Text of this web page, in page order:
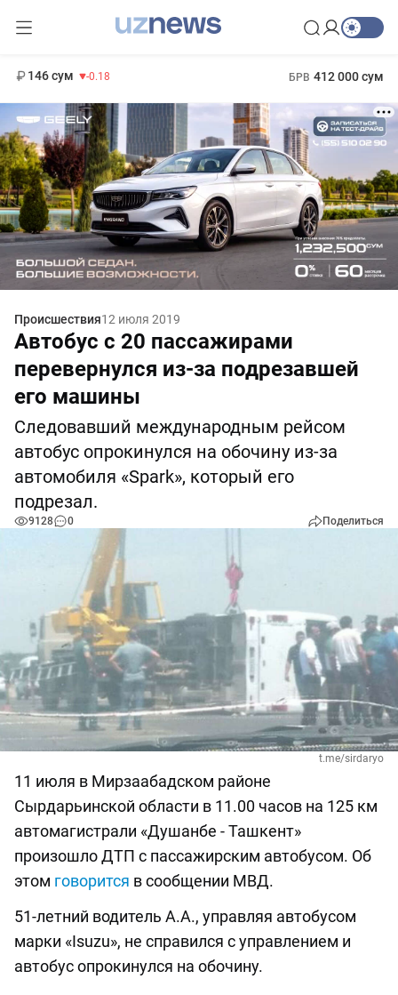
146 сум -0.18 БРВ 412 000 сум
Происшествия12 июля 2019
Автобус с 20 пассажирами
перевернулся из-за подрезавшей
его машины
Следовавший международным рейсом
автобус опрокинулся на обочину из-за
автомобиля «Spark», который его
подрезал.
9128 0 Поделиться
t.me/sirdaryo
11 июля в Мирзаабадском районе
Сырдарьинской области в 11.00 часов на 125 км
автомагистрали «Душанбе - Ташкент»
произошло ДТП с пассажирским автобусом. Об
этом говорится в сообщении МВД.
51-летний водитель А.А., управляя автобусом
марки «Isuzu», не справился с управлением и
автобус опрокинулся на обочину.